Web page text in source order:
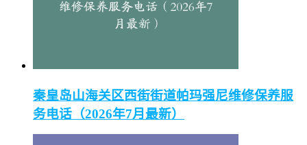
秦皇岛山海关区西街街道帕玛强尼维修保养服
务电话（2026年7月最新）